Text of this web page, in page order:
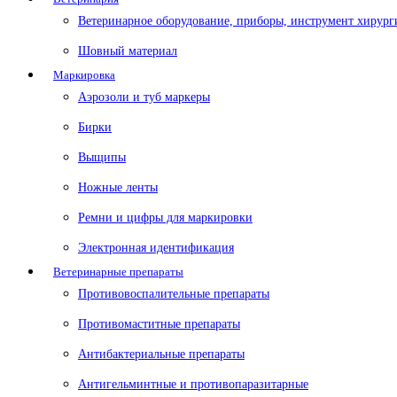
Ветеринарное оборудование, приборы, инструмент
Шовный материал
Маркировка
Аэрозоли и туб маркеры
Бирки
Выщипы
Ножные ленты
Ремни и цифры для маркировки
Электронная идентификация
Ветеринарные препараты
Противовоспалительные препараты
Противомаститные препараты
Антибактериальные препараты
Антигельминтные и противопаразитарные